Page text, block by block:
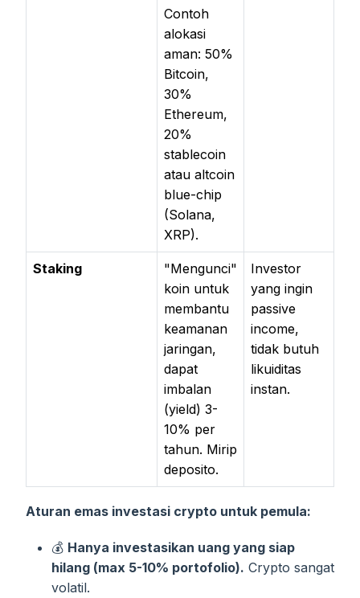
Contoh
alokasi
aman: 50%
Bitcoin,
30%
Ethereum,
20%
stablecoin
atau altcoin
blue-chip
(Solana,
XRP).
Staking
"Mengunci"
koin untuk
membantu
keamanan
jaringan,
dapat
imbalan
(yield) 3-
10% per
tahun. Mirip
deposito.
Investor
yang ingin
passive
income,
tidak butuh
likuiditas
instan.
Aturan emas investasi crypto untuk pemula:
💰 Hanya investasikan uang yang siap
hilang (max 5-10% portofolio). Crypto sangat
volatil.